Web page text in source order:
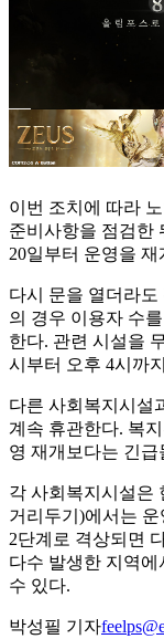
이번 조치에 따라
준비사항을 점검한
20일부터 운영을 재
다시 문을 열더라
의 경우 이용자 수
한다. 관련 시설을
시부터 오후 4시까
다른 사회복지시설
계속 휴관한다. 복
영 재개보다는 긴
각 사회복지시설은
거리두기)에서는
2단계로 격상되면
다수 발생한 지역
수 있다.
박성필 기자